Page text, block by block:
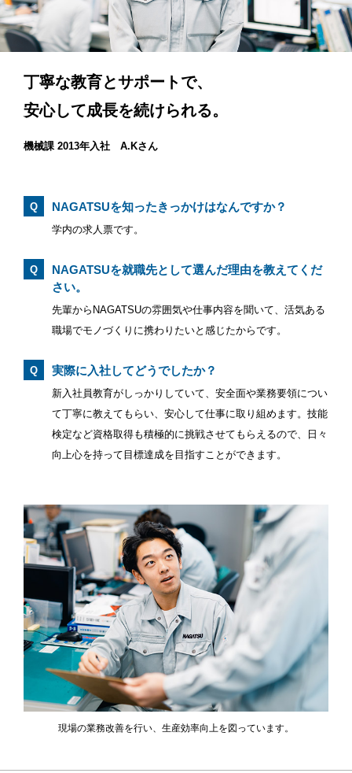
丁寧な教育とサポートで、
安心して成長を続けられる。
機械課 2013年入社 A.Kさん
NAGATSUを知ったきっかけはなんですか？
学内の求人票です。
NAGATSUを就職先として選んだ理由を教えてくだ
さい。
先輩からNAGATSUの雰囲気や仕事内容を聞いて、活気ある
職場でモノづくりに携わりたいと感じたからです。
実際に入社してどうでしたか？
新入社員教育がしっかりしていて、安全面や業務要領につい
て丁寧に教えてもらい、安心して仕事に取り組めます。技能
検定など資格取得も積極的に挑戦させてもらえるので、日々
向上心を持って目標達成を目指すことができます。
現場の業務改善を行い、生産効率向上を図っています。
自分にしかできない仕事が、
自信になる。
組立課 2007年入社 M.Sさん
NAGATSUを知ったきっかけはなんですか？
親交のあった社員の方からの紹介です。
NAGATSUを就職先として選んだ理由を教えてくだ
さい。
工場見学に行くと、現場でも女性が働いていて、体を動かす
仕事をしたいという私の希望にぴったりの会社だと感じまし
実際に入社してどうでしたか？
女性でも「やれる仕事」はもちろん「女性にしかできない仕
事」も任せてもらい、自信を持って働くことができていま
す。NAGATSUは意欲があればどんどんチャレンジさせても
安定した経営の中、
挑戦を続けられる。
製造部 2011年入社 A.Kさん
NAGATSUを知ったきっかけはなんですか？
友人がNAGATSUの説明会を受けていたのを知り、就職セン
持ちました。
NAGATSUを就職先として選んだ理由を教えてくだ
さい。
を供給している点などから、安定した経営基盤があり安心し
て仕事に打ち込めるのではないかと考えNAGATSUへの入社
を決めました。
実際に入社してどうでしたか？
業務にトライさせてくれる会社です。
年齢や性別に関係なく、
目指す自分にチャレンジできる。
生産管理部 2017年入社 K.Mさん
NAGATSUを知ったきっかけはなんですか？
高校の求人票です。
NAGATSUを就職先として選んだ理由を教えてくだ
さい。
説明会での雰囲気がよかったのが印象的で、ブロクなどを見
るようになってからは、女性が働きやすく活躍している会社
りました。
実際に入社してどうでしたか？
想像していたように年齢や性別に関係なくチャンスがあり、
社外教育なども積極的に学べる環境がありました。向上心を